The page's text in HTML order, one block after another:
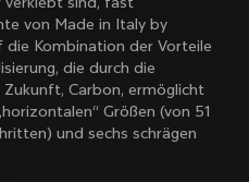
aus der
wöchentlichen
von Made in Italy by
Kombination der Vorteile
die durch die
Carbon, ermöglicht
Größen (von 51
und sechs schrägen